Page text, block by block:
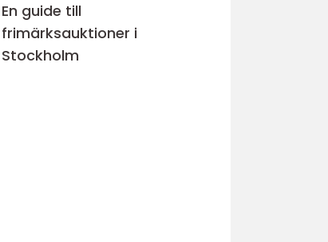
En guide till
frimärksauktioner i
Stockholm